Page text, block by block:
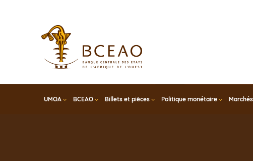
UMOA BCEAO Billets et pièces Politique monétaire Marchés